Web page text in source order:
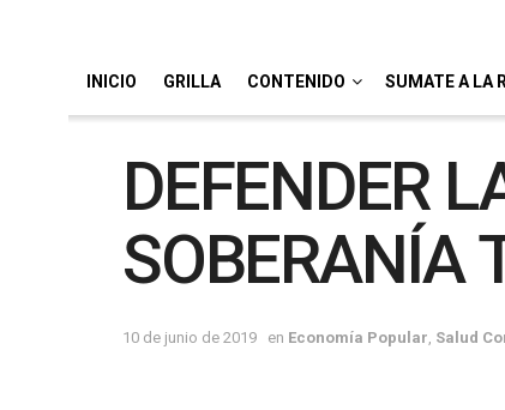
INICIO GRILLA CONTENIDO SUMATE A LA
DEFENDER
SOBERANÍA
10 de junio de 2019 en Economía Popular, Salud